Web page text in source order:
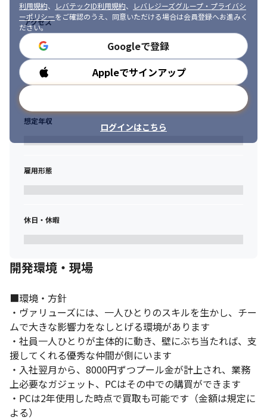
学び、取り入れる意欲のある方。
・部門や職種の垣根を越えて積極的にコミュニケーションを取
り、関係者を巻き込みながらWebサイトの目標達成に向けて事業
を推進できる方。
利用規約、 レバテックID利用規約、
レバレジーズグループ・プライバシ
ーポリシーをご確認のうえ、同意いただける場合は会員登録へお進みく
ださい。
Googleで登録
Appleでサインアップ
ログインはこちら
アクセス
勤務時間
想定年収
雇用形態
休日・休暇
開発環境・現場
■環境・方針
・ヴァリューズには、一人ひとりのスキルを生かし、チー
ムで大きな影響力をなしとげる環境があります
・社員一人ひとりが主体的に動き、壁にぶち当たれば、支
援してくれる優秀な仲間が側にいます
・入社翌月から、8000円ずつプール金が計上され、業務
上必要なガジェット、PCはその中での購買ができます
・PCは2年使用した時点で買取も可能です（金額は規定に
よる）